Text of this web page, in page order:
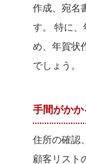
作成、宛名
す。 特に
め、年賀状
でしょう。
手間がかか
住所の確認
顧客リスト